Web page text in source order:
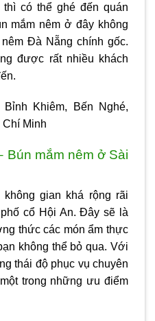
có thể ghé đến quán
mắm nêm ở đây không
Đà Nẵng chính gốc.
được rất nhiều khách
Khiêm, Bến Nghé,
Chí Minh
Bún mắm nêm ở Sài
gian khá rộng rãi
cổ Hội An. Đây sẽ là
thức các món ẩm thực
không thể bỏ qua. Với
thái độ phục vụ chuyên
trong những ưu điểm